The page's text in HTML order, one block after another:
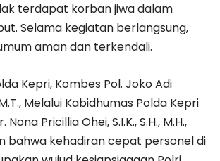
terdapat korban jiwa dalam
Selama kegiatan berlangsung,
aman dan terkendali.
Kepri, Kombes Pol. Joko Adi
Melalui Kabidhumas Polda Kepri
Pricillia Ohei, S.I.K., S.H., M.H.,
bahwa kehadiran cepat personel di